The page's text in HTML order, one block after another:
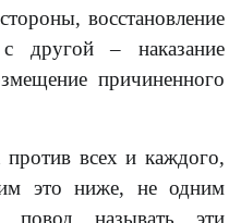
восстановление
другой – наказание
причиненного
против всех и каждого,
это ниже, не одним
повод называть эти